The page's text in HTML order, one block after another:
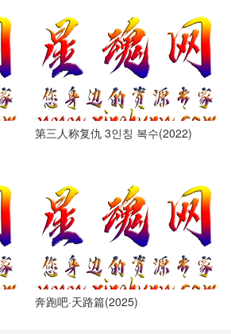
第三人称复仇 3인칭 복수(2022)
奔跑吧·天路篇(2025)